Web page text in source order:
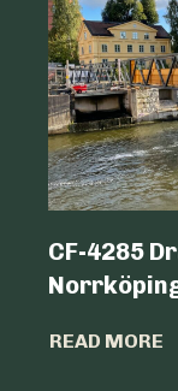
CF-4285
READ MORE